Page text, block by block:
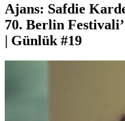
Ajans: Safdie
70. Berlin
| Günlük #19